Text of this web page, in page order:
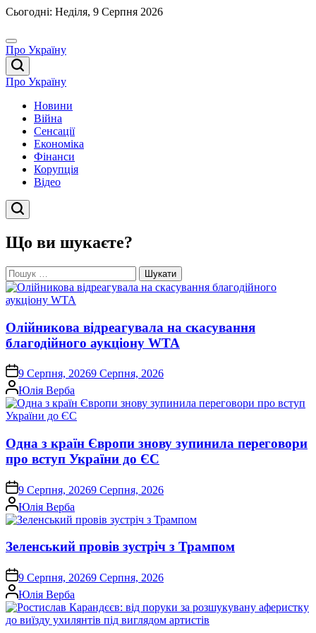
Перейти
вмісту
Сьогодні: Неділя, 9 Серпня 2026
Про Україну
Про Україну
Новини
Війна
Сенсації
Економіка
Фінанси
Корупція
Відео
Що ви шукаєте?
Пошук:
Олійникова відреагувала на скасування
благодійного аукціону WTA
on9 Серпня, 20269 Серпня, 2026
Опубліковано
Юлія Верба
Одна з країн Європи знову зупинила переговори
про вступ України до ЄС
on9 Серпня, 20269 Серпня, 2026
Опубліковано
Юлія Верба
Зеленський провів зустріч з Трампом
on9 Серпня, 20269 Серпня, 2026
Опубліковано
Юлія Верба